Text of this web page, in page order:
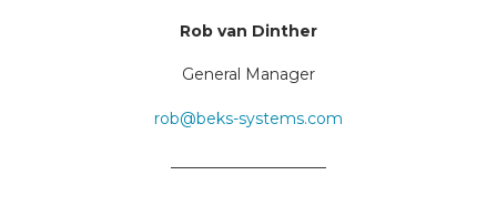
Rob van Dinther
General Manager
rob@beks-systems.com